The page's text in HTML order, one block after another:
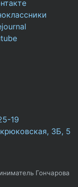
19
3Б, 5
Гончарова